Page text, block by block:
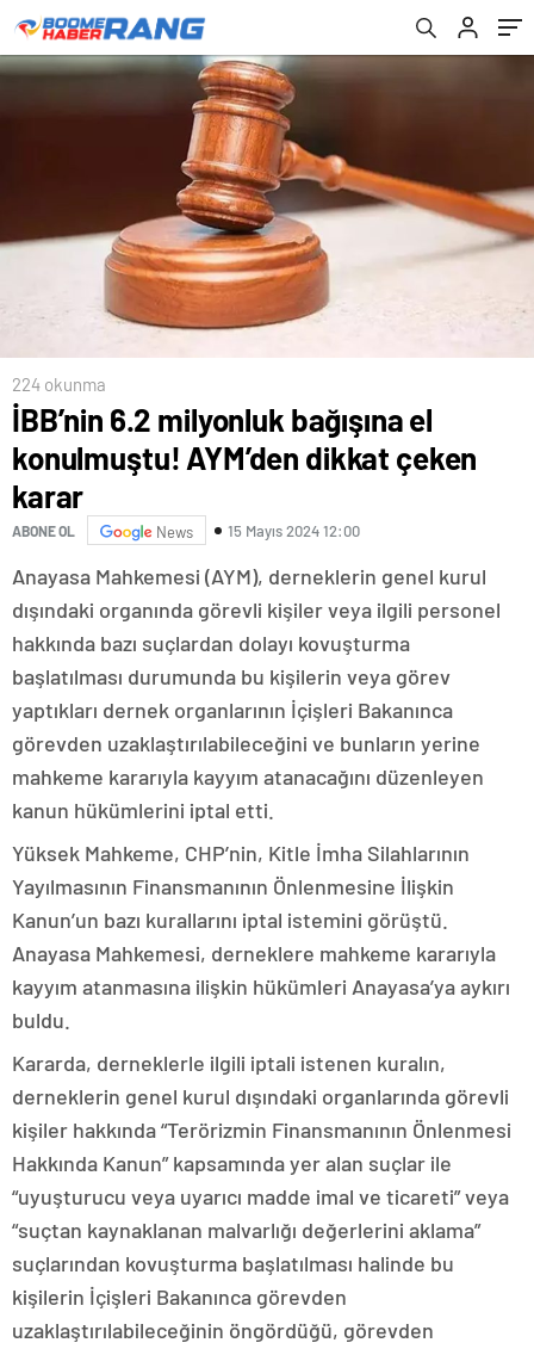
224 okunma
İBB’nin 6.2 milyonluk bağışına el
konulmuştu! AYM’den dikkat çeken
karar
ABONE OL News 15 Mayıs 2024 12:00
Anayasa Mahkemesi (AYM), derneklerin genel kurul
dışındaki organında görevli kişiler veya ilgili personel
hakkında bazı suçlardan dolayı kovuşturma
başlatılması durumunda bu kişilerin veya görev
yaptıkları dernek organlarının İçişleri Bakanınca
görevden uzaklaştırılabileceğini ve bunların yerine
mahkeme kararıyla kayyım atanacağını düzenleyen
kanun hükümlerini iptal etti.
Yüksek Mahkeme, CHP’nin, Kitle İmha Silahlarının
Yayılmasının Finansmanının Önlenmesine İlişkin
Kanun’un bazı kurallarını iptal istemini görüştü.
Anayasa Mahkemesi, derneklere mahkeme kararıyla
kayyım atanmasına ilişkin hükümleri Anayasa’ya aykırı
buldu.
Kararda, derneklerle ilgili iptali istenen kuralın,
derneklerin genel kurul dışındaki organlarında görevli
kişiler hakkında “Terörizmin Finansmanının Önlenmesi
Hakkında Kanun” kapsamında yer alan suçlar ile
“uyuşturucu veya uyarıcı madde imal ve ticareti” veya
“suçtan kaynaklanan malvarlığı değerlerini aklama”
suçlarından kovuşturma başlatılması halinde bu
kişilerin İçişleri Bakanınca görevden
uzaklaştırılabileceğinin öngördüğü, görevden